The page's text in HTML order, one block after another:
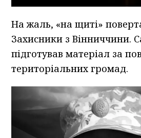
На жаль, «на щиті»
Захисники з Вінниччини.
підготував матеріал за
територіальних громад.